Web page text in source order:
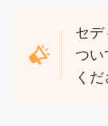
セデ
つい
く